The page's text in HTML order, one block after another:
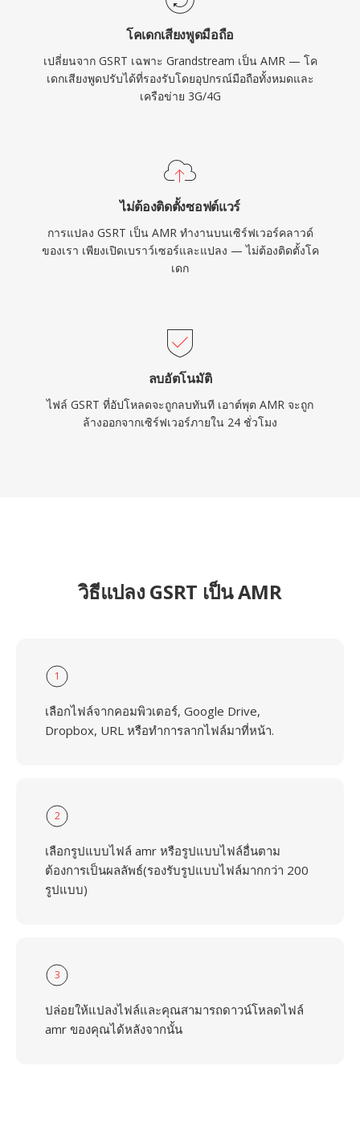
โคเดกเสียงพูดมือถือ
เปลี่ยนจาก GSRT เฉพาะ Grandstream เป็น AMR — โค
เดกเสียงพูดปรับได้ที่รองรับโดยอุปกรณ์มือถือทั้งหมดและ
เครือข่าย 3G/4G
ไม่ต้องติดตั้งซอฟต์แวร์
การแปลง GSRT เป็น AMR ทำงานบนเซิร์ฟเวอร์คลาวด์
ของเรา เพียงเปิดเบราว์เซอร์และแปลง — ไม่ต้องติดตั้งโค
เดก
ลบอัตโนมัติ
ไฟล์ GSRT ที่อัปโหลดจะถูกลบทันที เอาต์พุต AMR จะถูก
ล้างออกจากเซิร์ฟเวอร์ภายใน 24 ชั่วโมง
วิธีแปลง GSRT เป็น AMR
1
เลือกไฟล์จากคอมพิวเตอร์, Google Drive,
Dropbox, URL หรือทำการลากไฟล์มาที่หน้า.
2
เลือกรูปแบบไฟล์ amr หรือรูปแบบไฟล์อื่นตาม
ต้องการเป็นผลลัพธ์(รองรับรูปแบบไฟล์มากกว่า 200
รูปแบบ)
3
ปล่อยให้แปลงไฟล์และคุณสามารถดาวน์โหลดไฟล์
amr ของคุณได้หลังจากนั้น